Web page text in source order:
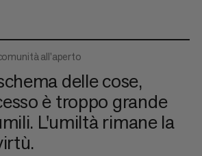
all'aperto
delle cose,
è troppo grande
L'umiltà rimane la